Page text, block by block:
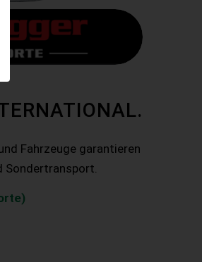
Fahrzeuge garantieren
Sondertransport.